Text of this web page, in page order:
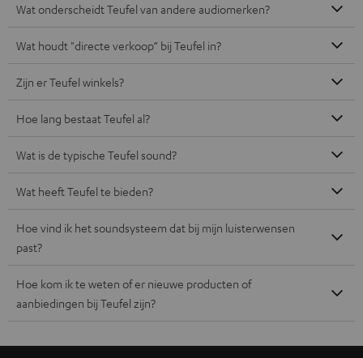
Wat onderscheidt Teufel van andere audiomerken?
Wat houdt "directe verkoop“ bij Teufel in?
Zijn er Teufel winkels?
Hoe lang bestaat Teufel al?
Wat is de typische Teufel sound?
Wat heeft Teufel te bieden?
Hoe vind ik het soundsysteem dat bij mijn luisterwensen
past?
Hoe kom ik te weten of er nieuwe producten of
aanbiedingen bij Teufel zijn?